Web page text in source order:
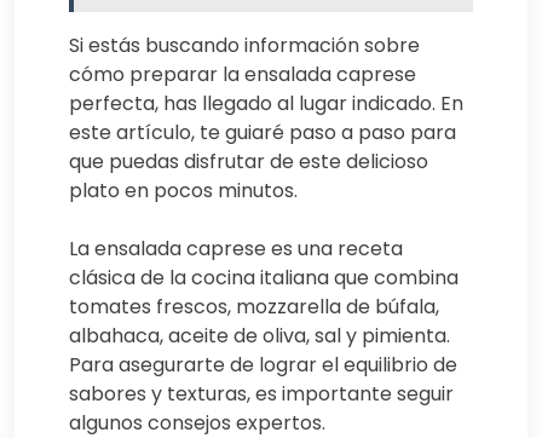
Si estás buscando información sobre
cómo preparar la ensalada caprese
perfecta, has llegado al lugar indicado. En
este artículo, te guiaré paso a paso para
que puedas disfrutar de este delicioso
plato en pocos minutos.
La ensalada caprese es una receta
clásica de la cocina italiana que combina
tomates frescos, mozzarella de búfala,
albahaca, aceite de oliva, sal y pimienta.
Para asegurarte de lograr el equilibrio de
sabores y texturas, es importante seguir
algunos consejos expertos.